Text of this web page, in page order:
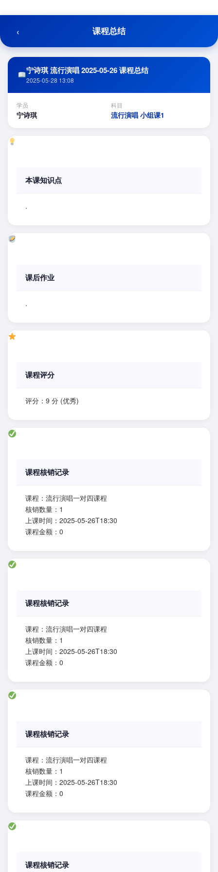
至
容
‹ 课程总结
宁诗琪 流行演唱 2025-05-26 课程总结
2025-05-28 13:08
学员
宁诗琪
科目
流行演唱 小组课1
本课知识点
.
课后作业
.
课程评分
评分：9 分 (优秀)
课程核销记录
课程：流行演唱一对四课程
核销数量：1
上课时间：2025-05-26T18:30
课程金额：0
课程核销记录
课程：流行演唱一对四课程
核销数量：1
上课时间：2025-05-26T18:30
课程金额：0
课程核销记录
课程：流行演唱一对四课程
核销数量：1
上课时间：2025-05-26T18:30
课程金额：0
课程核销记录